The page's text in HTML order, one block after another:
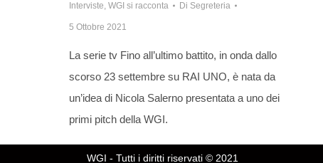
Interviste, WGI si racconta Di Segreteria
5 Ottobre 2021
La serie tv Fino all’ultimo battito, in onda dallo
scorso 23 settembre su RAI UNO, è nata da
un’idea di Nicola Salerno presentata a uno dei
primi pitch della WGI.
WGI - Tutti i diritti riservati © 2021